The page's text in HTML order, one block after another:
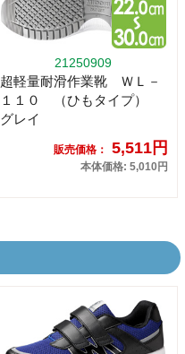
21250909
超軽量耐滑作業靴 ＷＬ－
１１０ （ひもタイプ）
グレイ
販売価格： 5,511円
本体価格: 5,010円